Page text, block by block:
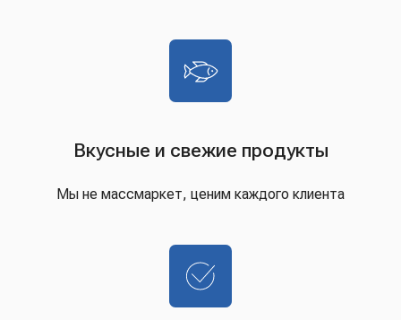
Вкусные и свежие продукты
Мы не массмаркет, ценим каждого клиента